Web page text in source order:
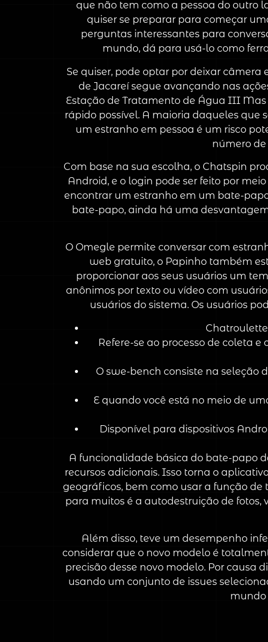
que não tem como a pessoa do outro
quiser se preparar para começar
perguntas interessantes para
mundo, dá para usá-lo como
Se quiser, pode optar por deixar
de Jacareí segue avançando nas
Estação de Tratamento de Água III
rápido possível. A maioria daqueles que
um estranho em pessoa é um risco
número
Com base na sua escolha, o Chatspin
Android, e o login pode ser feito por
encontrar um estranho em um bate-
bate-papo, ainda há uma
O Omegle permite conversar com
web gratuito, o Papinho também
proporcionar aos seus usuários um
anônimos por texto ou vídeo com
usuários do sistema. Os usuários
Refere-se ao processo de coleta
O swe-bench consiste na seleção
E quando você está no meio de
Disponível para dispositivos
A funcionalidade básica do bate-papo
recursos adicionais. Isso torna o
geográficos, bem como usar a função
para muitos é a autodestruição de fotos,
Além disso, teve um desempenho
considerar que o novo modelo é
precisão desse novo modelo. Por
usando um conjunto de issues
mundo